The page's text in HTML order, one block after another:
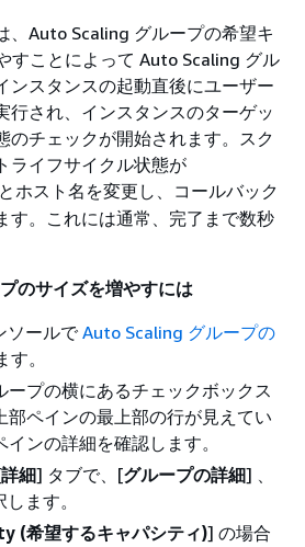
、Auto Scaling グループの希望キ
すことによって Auto Scaling グル
ンスタンスの起動直後にユーザー
行され、インスタンスのターゲッ
のチェックが開始されます。スク
ライフサイクル状態が
ホスト名を変更し、コールバック
す。これには通常、完了まで数秒
のサイズを増やすには
ソールでAuto Scaling グループの
。
ープの横にあるチェックボックス
部ペインの最上部の行が見えてい
ンの詳細を確認します。
詳細] タブで、[グループの詳細] 、
ます。
(希望するキャパシティ)] の場合